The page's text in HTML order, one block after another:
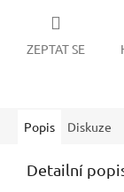
ZEPTAT SE
Popis Diskuze
Detailní